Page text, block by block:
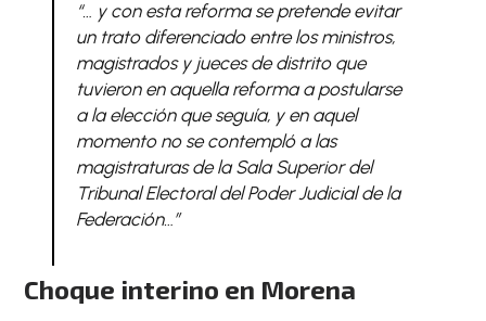
“… y con esta reforma se pretende evitar
un trato diferenciado entre los ministros,
magistrados y jueces de distrito que
tuvieron en aquella reforma a postularse
a la elección que seguía, y en aquel
momento no se contempló a las
magistraturas de la Sala Superior del
Tribunal Electoral del Poder Judicial de la
Federación…”
Choque interino en Morena